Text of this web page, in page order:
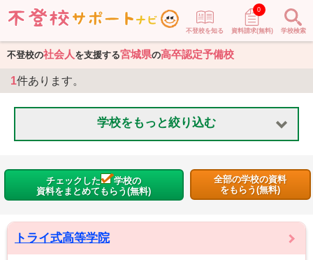
不登校を知る 資料請求(無料)
0
学校検索
不登校の社会人 を支援する宮城県の高卒認定予備校
1件あります。
学校をもっと絞り込む
チェックした
学校の
資料をまとめてもらう(無料)
全部の学校の資料
をもらう(無料)
トライ式高等学院